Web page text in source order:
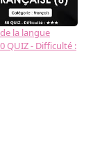
la langue
QUIZ - Difficulté :